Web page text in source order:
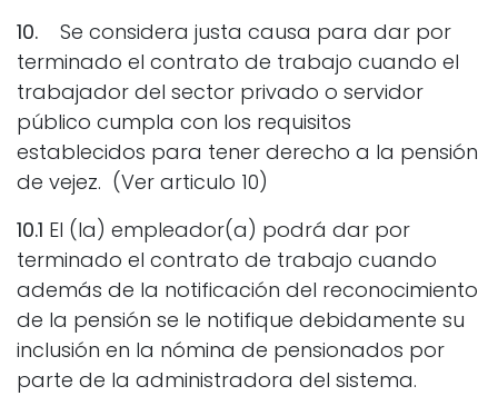
10. Se considera justa causa para dar por
terminado el contrato de trabajo cuando el
trabajador del sector privado o servidor
público cumpla con los requisitos
establecidos para tener derecho a la pensión
de vejez. (Ver articulo 10)
10.1 El (la) empleador(a) podrá dar por
terminado el contrato de trabajo cuando
además de la notificación del reconocimiento
de la pensión se le notifique debidamente su
inclusión en la nómina de pensionados por
parte de la administradora del sistema.